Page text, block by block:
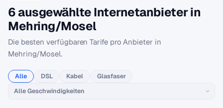
6 ausgewählte Internetanbieter in
Mehring/Mosel
Die besten verfügbaren Tarife pro Anbieter in
Mehring/Mosel.
Alle DSL Kabel Glasfaser